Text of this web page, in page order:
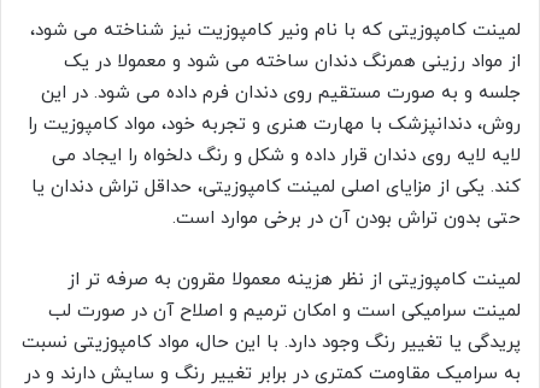
لمینت کامپوزیتی که با نام ونیر کامپوزیت نیز شناخته می شود،
از مواد رزینی همرنگ دندان ساخته می شود و معمولا در یک
جلسه و به صورت مستقیم روی دندان فرم داده می شود. در این
روش، دندانپزشک با مهارت هنری و تجربه خود، مواد کامپوزیت را
لایه لایه روی دندان قرار داده و شکل و رنگ دلخواه را ایجاد می
کند. یکی از مزایای اصلی لمینت کامپوزیتی، حداقل تراش دندان یا
حتی بدون تراش بودن آن در برخی موارد است.
لمینت کامپوزیتی از نظر هزینه معمولا مقرون به صرفه تر از
لمینت سرامیکی است و امکان ترمیم و اصلاح آن در صورت لب
پریدگی یا تغییر رنگ وجود دارد. با این حال، مواد کامپوزیتی نسبت
به سرامیک مقاومت کمتری در برابر تغییر رنگ و سایش دارند و در